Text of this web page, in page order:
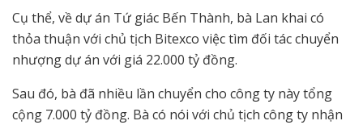
Cụ thể, về dự án Tứ giác Bến Thành, bà Lan khai có
thỏa thuận với chủ tịch Bitexco việc tìm đối tác chuyển
nhượng dự án với giá 22.000 tỷ đồng.
Sau đó, bà đã nhiều lần chuyển cho công ty này tổng
cộng 7.000 tỷ đồng. Bà có nói với chủ tịch công ty nhận